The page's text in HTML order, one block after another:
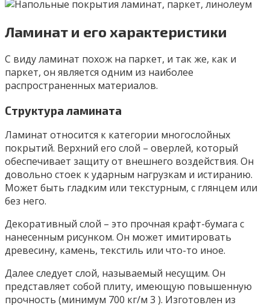
Ламинат и его характеристики
С виду ламинат похож на паркет, и так же, как и
паркет, он является одним из наиболее
распространенных материалов.
Структура ламината
Ламинат относится к категории многослойных
покрытий. Верхний его слой – оверлей, который
обеспечивает защиту от внешнего воздействия. Он
довольно стоек к ударным нагрузкам и истиранию.
Может быть гладким или текстурным, с глянцем или
без него.
Декоративный слой – это прочная крафт-бумага с
нанесенным рисунком. Он может имитировать
древесину, камень, текстиль или что-то иное.
Далее следует слой, называемый несущим. Он
представляет собой плиту, имеющую повышенную
прочность (минимум 700 кг/м 3 ). Изготовлен из